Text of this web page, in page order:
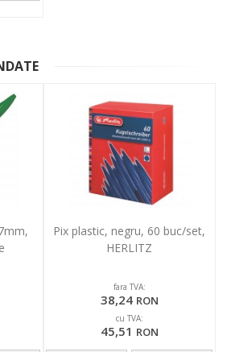
Pix plastic, negru, 60 buc/set,
HERLITZ
fara TVA:
38,24 RON
cu TVA:
45,51 RON